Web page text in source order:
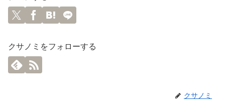
クサノミをフォローする
クサノミ